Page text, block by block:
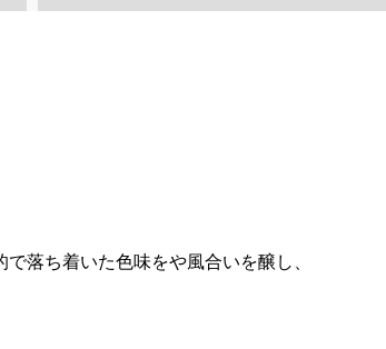
落ち着いた色味をや風合いを醸し、